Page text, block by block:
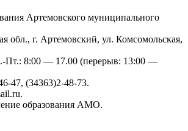
Артемовского муниципального
обл., г. Артемовский, ул. Комсомольская,
Пт.: 8:00 — 17.00 (перерыв: 13:00 —
47, (34363)2-48-73.
образования АМО.